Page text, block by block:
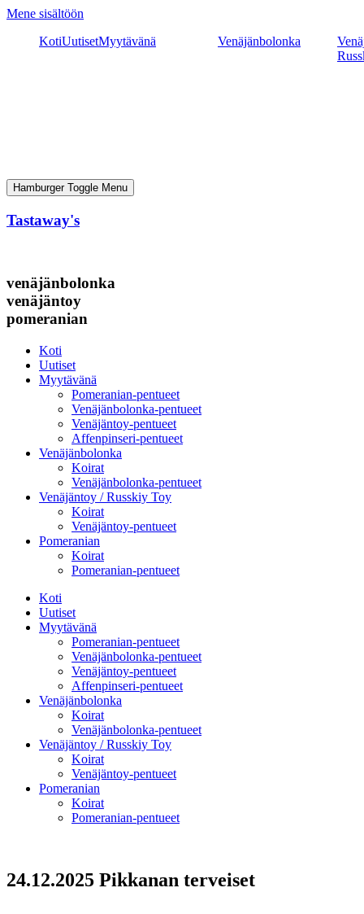
Mene sisältöön
KotiUutisetMyytävänä Venäjänbolonka
Hamburger Toggle Menu
Tastaway's
venäjänbolonka
venäjäntoy
pomeranian
Koti
Uutiset
Myytävänä
Pomeranian-pentueet
Venäjänbolonka-pentueet
Venäjäntoy-pentueet
Affenpinseri-pentueet
Venäjänbolonka
Koirat
Venäjänbolonka-pentueet
Venäjäntoy / Russkiy Toy
Koirat
Venäjäntoy-pentueet
Pomeranian
Koirat
Pomeranian-pentueet
Koti
Uutiset
Myytävänä
Pomeranian-pentueet
Venäjänbolonka-pentueet
Venäjäntoy-pentueet
Affenpinseri-pentueet
Venäjänbolonka
Koirat
Venäjänbolonka-pentueet
Venäjäntoy / Russkiy Toy
Koirat
Venäjäntoy-pentueet
Pomeranian
Koirat
Pomeranian-pentueet
24.12.2025 Pikkanan terveiset